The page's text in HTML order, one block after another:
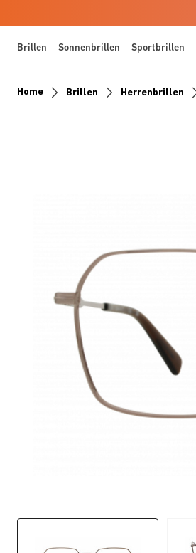
Brillen Sonnenbrillen Sportbrillen
Home Brillen Herrenbrillen